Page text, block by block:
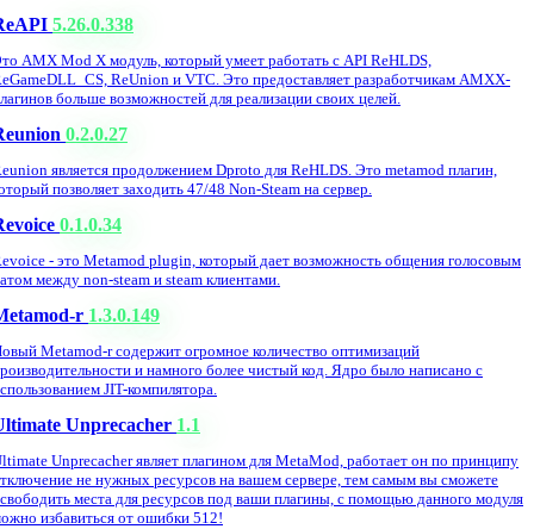
5.26.0.338
AMX Mod X модуль, который умеет работать с API ReHLDS,
ReUnion и VTC. Это предоставляет разработчикам AMXX-
больше возможностей для реализации своих целей.
0.2.0.27
является продолжением Dproto для ReHLDS. Это metamod плагин,
позволяет заходить 47/48 Non-Steam на сервер.
0.1.0.34
- это Metamod plugin, который дает возможность общения голосовым
между non-steam и steam клиентами.
r 1.3.0.149
Metamod-r содержит огромное количество оптимизаций
и намного более чистый код. Ядро было написано с
JIT-компилятора.
Unprecacher 1.1
Unprecacher являет плагином для MetaMod, работает он по принципу
не нужных ресурсов на вашем сервере, тем самым вы сможете
места для ресурсов под ваши плагины, с помощью данного модуля
избавиться от ошибки 512!